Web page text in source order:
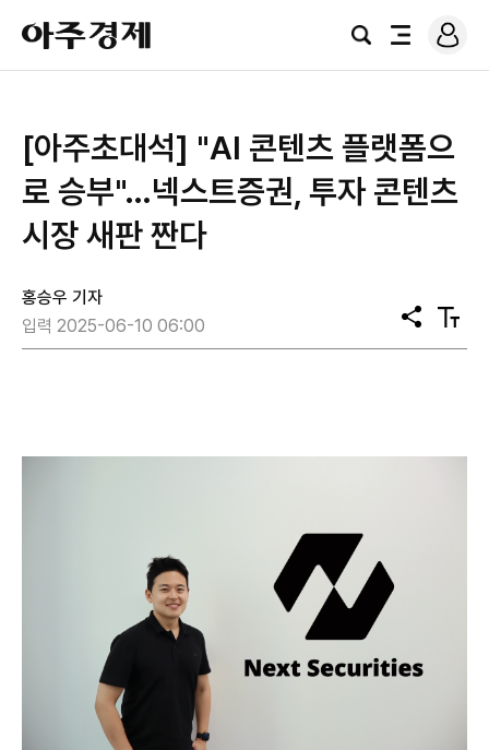
아
주
경
검
전
로
그
[아주초대석] "AI 콘텐츠 플랫폼으
로 승부"…넥스트증권, 투자 콘텐츠
시장 새판 짠다
홍승우 기자
입력 2025-06-10 06:00
공
유
텍
스